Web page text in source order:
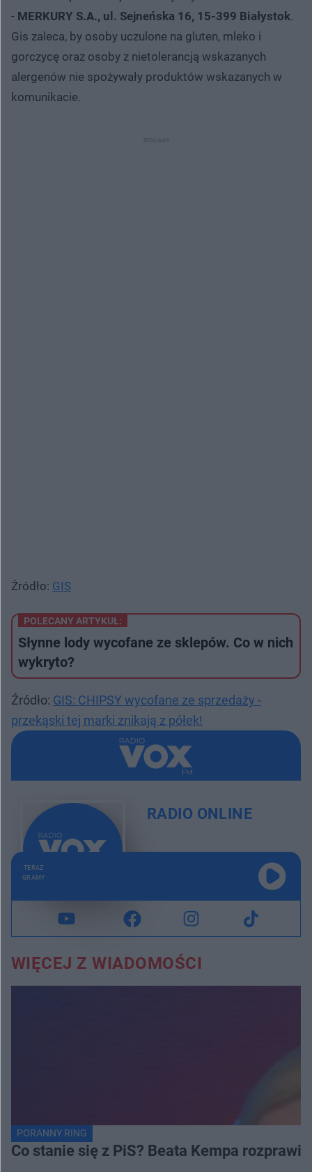
- MERKURY S.A., ul. Sejneńska 16, 15-399 Białystok.
Gis zaleca, by osoby uczulone na gluten, mleko i
gorczycę oraz osoby z nietolerancją wskazanych
alergenów nie spożywały produktów wskazanych w
komunikacie.
Źródło: GIS
POLECANY ARTYKUŁ:
Słynne lody wycofane ze sklepów. Co w nich
wykryto?
Źródło: GIS: CHIPSY wycofane ze sprzedaży -
przekąski tej marki znikają z półek!
RADIO ONLINE
TERAZ
GRAMY
WIĘCEJ Z WIADOMOŚCI
PORANNY RING
Co stanie się z PiS? Beata Kempa